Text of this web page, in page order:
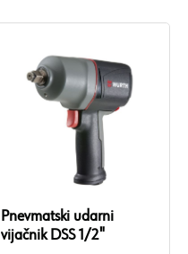
Pnevmatski udarni
vijačnik DSS 1/2"